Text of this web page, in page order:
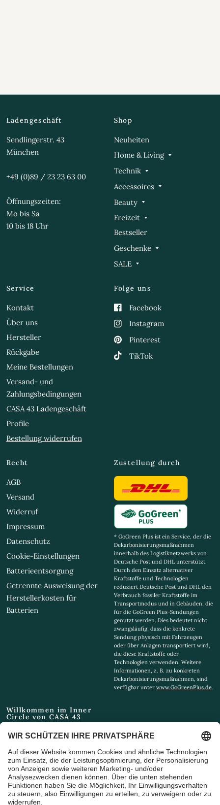
Ladengeschäft
Sendlingerstr. 43
München
+49 (0)89 / 23 23 63 00
Öffnungszeiten:
Mo bis Sa
10 bis 18 Uhr
Shop
Neuheiten
Home & Living
Technik
Accessoires
Beauty
Freizeit
Bestseller
Geschenke
SALE
Service
Kontakt
Über uns
Hersteller
Rückgabe
Meine Bestellungen
Versand- und
Zahlungsbedingungen
CASA 43 Ladengeschäft
Profile
Bestellung widerrufen
Folge uns
Facebook
Instagram
Pinterest
TikTok
Recht
AGB
Versand
Widerruf
Impressum
Datenschutz
Cookie-Einstellungen
Batterieentsorgung
Getrennte Ausweisung der
Herstellerkosten für
Batterien
Zustellung durch
* GoGreen Plus ist ein Service, der die
Dekarbonisierungsmaßnahmen
innerhalb des Logistiknetzwerks von
Deutsche Post und DHL unterstützt.
Durch den Einsatz alternativer
Kraftstoffe und Technologien
reduziert Deutsche Post und DHL den
Verbrauch fossiler Kraftstoffe im
Transportmodus und in Gebäuden, die
für die GoGreen Plus-Sendungen
genutzt werden. Dies bedeutet nicht
zwangsläufig, dass die konkrete
Sendung physisch mit Fahrzeugen
oder über Anlagen transportiert wird,
die diese Kraftstoffe oder
Technologien verwenden. Weitere
Informationen, z. B. zu konkreten
Dekarbonisierungsmaßnahmen, sind
verfügbar unter www.GoGreenPlus.de.
Willkommen im Inner
Circle von CASA 43
Email
Ich bin damit einverstanden,
Marketing-E-Mails und
Sonderangebote zu erhalten